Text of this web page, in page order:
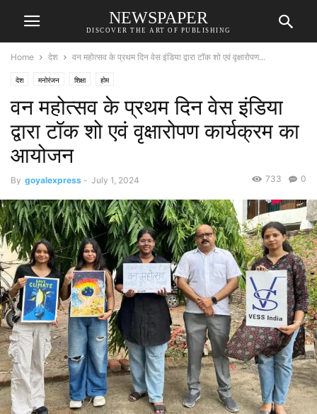
NEWSPAPER
DISCOVER THE ART OF PUBLISHING
Home देश वन महोत्सव के प्रथम दिन वेस इंडिया द्वारा टॉक शो एवं वृक्षारोपण...
देश मनोरंजन शिक्षा होम
वन महोत्सव के प्रथम दिन वेस इंडिया
द्वारा टॉक शो एवं वृक्षारोपण कार्यक्रम का
आयोजन
By goyalexpress - July 1, 2024 0
733